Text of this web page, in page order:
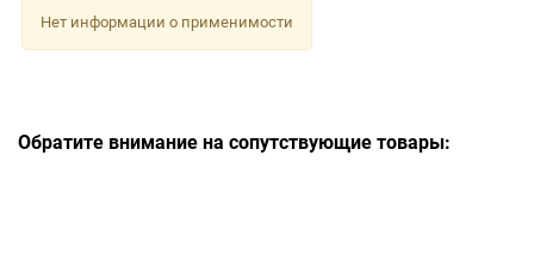
Нет информации о применимости
Обратите внимание на сопутствующие товары: